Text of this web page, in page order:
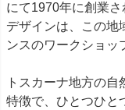
にて1970年に創業
デザインは、この地
ンスのワークショッ
トスカーナ地方の
特徴で、 ひとつひと